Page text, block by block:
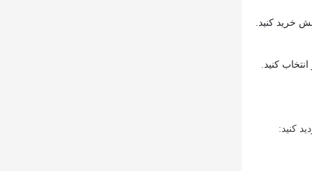
خرید کنید.
کنید.
کنید: